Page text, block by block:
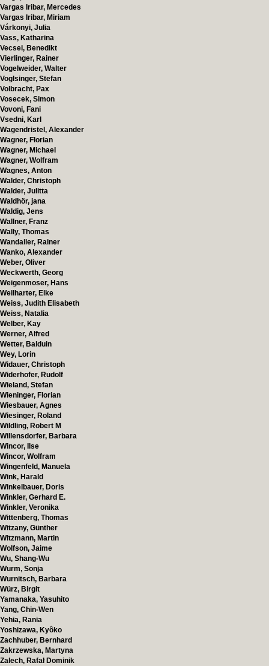
Vargas Iribar, Mercedes
Vargas Iribar, Miriam
Várkonyi, Julia
Vass, Katharina
Vecsei, Benedikt
Vierlinger, Rainer
Vogelweider, Walter
Voglsinger, Stefan
Volbracht, Pax
Vosecek, Simon
Vovoni, Fani
Vsedni, Karl
Wagendristel, Alexander
Wagner, Florian
Wagner, Michael
Wagner, Wolfram
Wagnes, Anton
Walder, Christoph
Walder, Julitta
Waldhör, jana
Waldig, Jens
Wallner, Franz
Wally, Thomas
Wandaller, Rainer
Wanko, Alexander
Weber, Oliver
Weckwerth, Georg
Weigenmoser, Hans
Weilharter, Elke
Weiss, Judith Elisabeth
Weiss, Natalia
Welber, Kay
Werner, Alfred
Wetter, Balduin
Wey, Lorin
Widauer, Christoph
Widerhofer, Rudolf
Wieland, Stefan
Wieninger, Florian
Wiesbauer, Agnes
Wiesinger, Roland
Wildling, Robert M
Willensdorfer, Barbara
Wincor, Ilse
Wincor, Wolfram
Wingenfeld, Manuela
Wink, Harald
Winkelbauer, Doris
Winkler, Gerhard E.
Winkler, Veronika
Wittenberg, Thomas
Witzany, Günther
Witzmann, Martin
Wolfson, Jaime
Wu, Shang-Wu
Wurm, Sonja
Wurnitsch, Barbara
Würz, Birgit
Yamanaka, Yasuhito
Yang, Chin-Wen
Yehia, Rania
Yoshizawa, Kyôko
Zachhuber, Bernhard
Zakrzewska, Martyna
Zalech, Rafał Dominik